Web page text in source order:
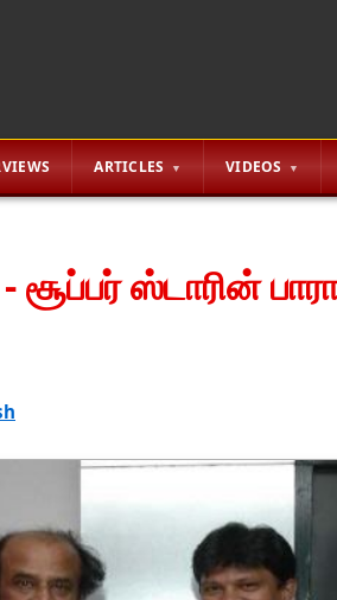
ARTICLES VIDEOS
ஸ்டாரின்